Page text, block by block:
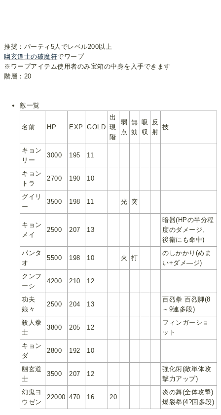
推奨：パーティ5人でレベル200以上
幽玄道士の破魔符でワープ
※ワープアイテム使用者のみ宝箱の中身を入手できます
階層：20
敵一覧
名前 HP EXP GOLD
出
現
階
弱
点
無
効
吸
収
反
射
技
キョン
リー
3000 195 11
キョン
トラ
2700 190 10
グイリ
ー
3500 198 11 光 突
キョン
メイ
2500 207 13
暗器(HPの半分程
度のダメージ、
後衛にも命中)
パンタ
オ
5500 198 10 火 打
のしかかり(めま
い+ダメ―ジ)
クンフ
ーシ
4200 210 12
功夫
娘々
2500 204 13
百烈拳 百烈脚(8
～9連多段)
殺人拳
士
3800 205 12
フィンガーショ
ット
キョン
ダ
2800 192 10
幽玄道
士
3500 207 12
強化術(敵単体攻
撃力アップ)
幻鬼ヨ
ウゼン
22000 470 16 20
炎の舞(全体攻撃)
爆裂拳(4?回多段)